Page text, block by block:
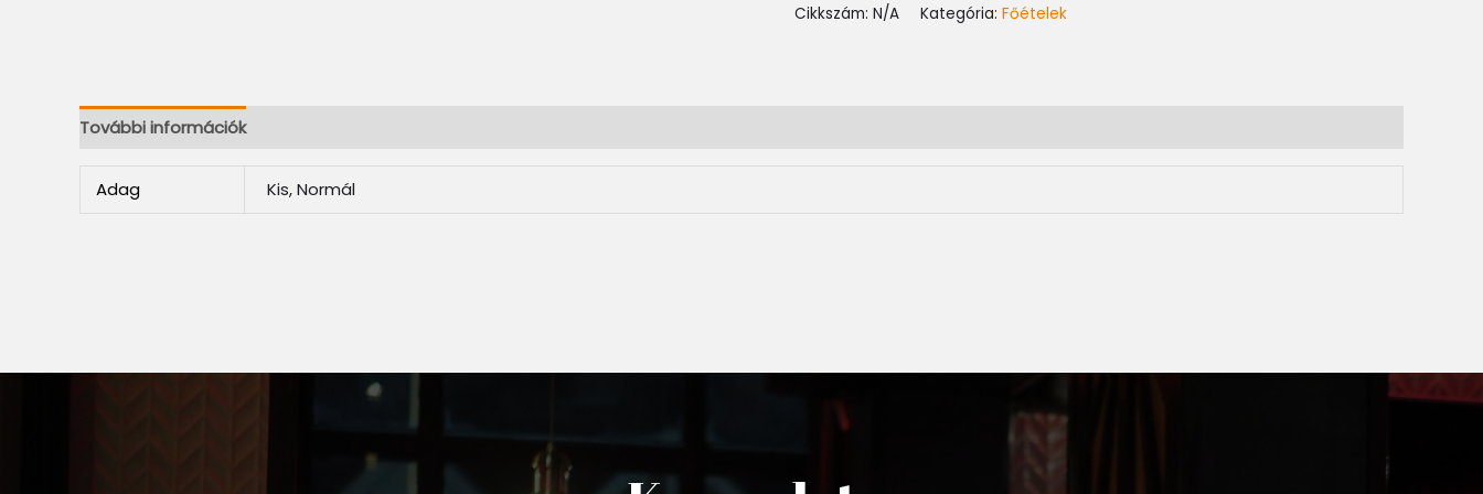
Cikkszám: N/A Kategória: Főételek
További információk
Adag Kis, Normál